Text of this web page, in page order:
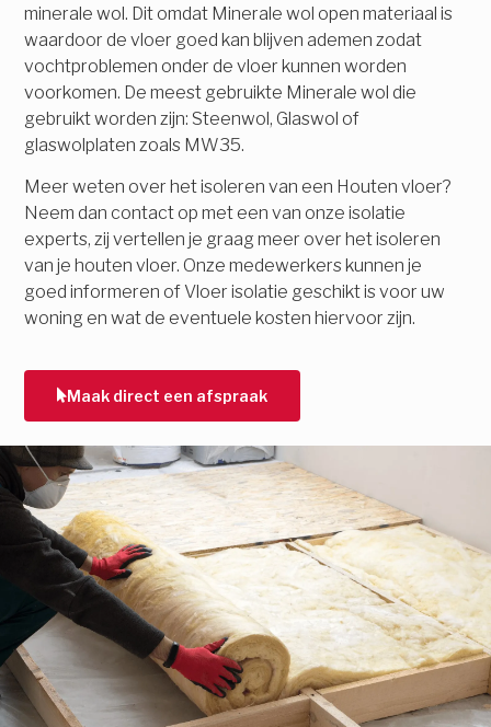
minerale wol. Dit omdat Minerale wol open materiaal is
waardoor de vloer goed kan blijven ademen zodat
vochtproblemen onder de vloer kunnen worden
voorkomen. De meest gebruikte Minerale wol die
gebruikt worden zijn: Steenwol, Glaswol of
glaswolplaten zoals MW35.
Meer weten over het isoleren van een Houten vloer?
Neem dan contact op met een van onze isolatie
experts, zij vertellen je graag meer over het isoleren
van je houten vloer. Onze medewerkers kunnen je
goed informeren of Vloer isolatie geschikt is voor uw
woning en wat de eventuele kosten hiervoor zijn.
Maak direct een afspraak